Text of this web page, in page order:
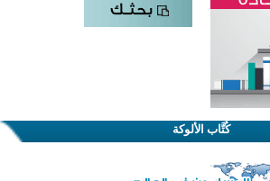
كُتَّاب الألوكة
لمسابقة حفظ وتلاوة القرآن الكريم في أزناكاييف